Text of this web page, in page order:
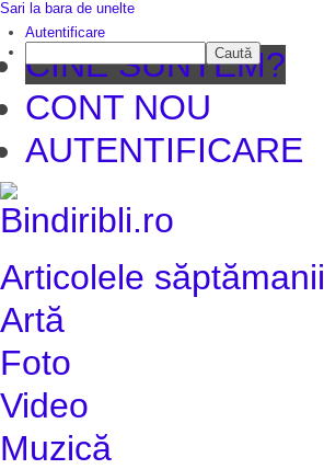
CINE SUNTEM?
CONT NOU
AUTENTIFICARE
Articolele săptămanii
Artă
Foto
Video
Muzică
Sari la bara de unelte
Autentificare
Caută